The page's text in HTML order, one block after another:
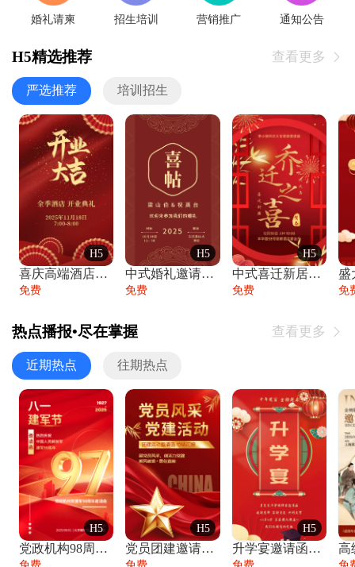
婚礼请柬 招生培训 营销推广 通知公告
H5精选推荐 查看更多 
严选推荐 培训招生
H5
喜庆高端酒店开业大吉邀请函
免费
H5
中式婚礼邀请函中国风传统复古婚礼请柬请帖
免费
H5
中式喜迁新居乔迁之喜邀请函宴会请帖
免费 免
热点播报•尽在掌握 查看更多 
近期热点 往期热点
H5
党政机构98周年八一建军节庆祝晚会活动邀
H5
党员团建邀请函党建活动风采党会工作汇报总
H5
升学宴邀请函喜报金榜题名高端谢师宴邀请函